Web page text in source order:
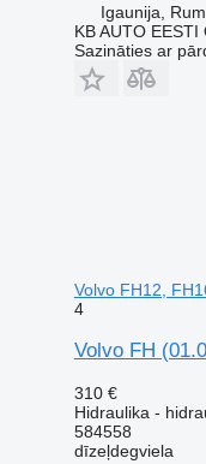
Igaunija,
KB AUTO EESTI
Sazināties ar
Volvo FH12,
4
Volvo FH
310 €
Hidraulika -
584558
dīzeļdegviela